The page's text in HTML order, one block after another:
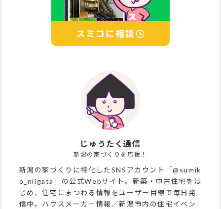
じゅうたく通信
新潟の家づくりを応援！
新潟の家づくりに特化したSNSアカウント「@sumik
o_niigata」の公式Webサイト。新築・中古住宅をは
じめ、住宅にまつわる情報をユーザー目線で毎日発
信中。ハウスメーカー情報／新潟市内の住宅イベン